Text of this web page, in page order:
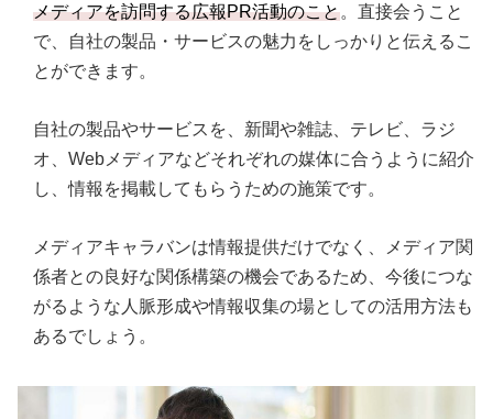
メディアを訪問する広報PR活動のこと。直接会うこと
で、自社の製品・サービスの魅力をしっかりと伝えるこ
とができます。
自社の製品やサービスを、新聞や雑誌、テレビ、ラジ
オ、Webメディアなどそれぞれの媒体に合うように紹介
し、情報を掲載してもらうための施策です。
メディアキャラバンは情報提供だけでなく、メディア関
係者との良好な関係構築の機会であるため、今後につな
がるような人脈形成や情報収集の場としての活用方法も
あるでしょう。